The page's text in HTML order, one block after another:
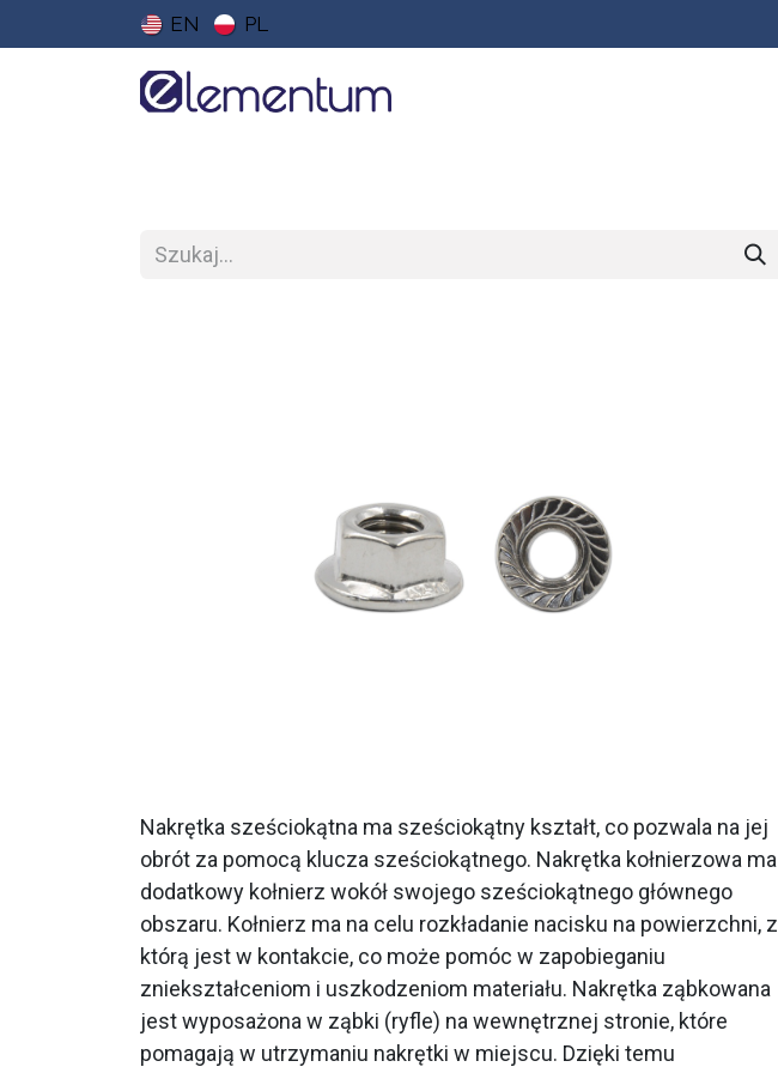
EN PL
Nakrętka sześciokątna ma sześciokątny kształt, co pozwala na jej
obrót za pomocą klucza sześciokątnego. Nakrętka kołnierzowa ma
dodatkowy kołnierz wokół swojego sześciokątnego głównego
obszaru. Kołnierz ma na celu rozkładanie nacisku na powierzchni, z
którą jest w kontakcie, co może pomóc w zapobieganiu
zniekształceniom i uszkodzeniom materiału. Nakrętka ząbkowana
jest wyposażona w ząbki (ryfle) na wewnętrznej stronie, które
pomagają w utrzymaniu nakrętki w miejscu. Dzięki temu